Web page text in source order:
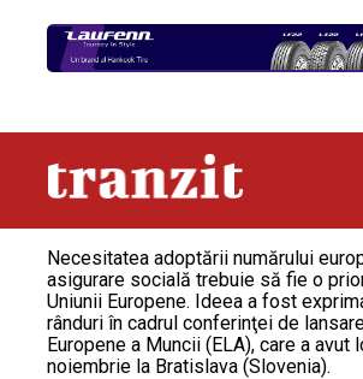
Necesitatea adoptării numărului
asigurare socială trebuie să fie o
Uniunii Europene. Ideea a fost
rânduri în cadrul conferinţei de
Europene a Muncii (ELA), care a avut
noiembrie la Bratislava (Slovenia).